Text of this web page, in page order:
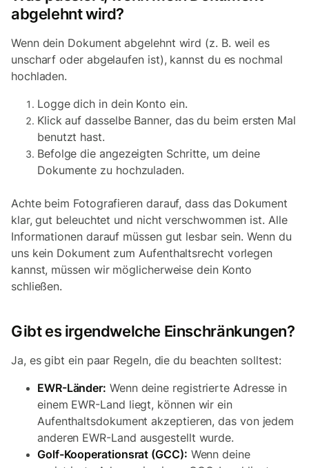
abgelehnt wird?
Wenn dein Dokument abgelehnt wird (z. B. weil es
unscharf oder abgelaufen ist), kannst du es nochmal
hochladen.
Logge dich in dein Konto ein.
Klick auf dasselbe Banner, das du beim ersten Mal
benutzt hast.
Befolge die angezeigten Schritte, um deine
Dokumente zu hochzuladen.
Achte beim Fotografieren darauf, dass das Dokument
klar, gut beleuchtet und nicht verschwommen ist. Alle
Informationen darauf müssen gut lesbar sein. Wenn du
uns kein Dokument zum Aufenthaltsrecht vorlegen
kannst, müssen wir möglicherweise dein Konto
schließen.
Gibt es irgendwelche Einschränkungen?
Ja, es gibt ein paar Regeln, die du beachten solltest:
EWR-Länder: Wenn deine registrierte Adresse in
einem EWR-Land liegt, können wir ein
Aufenthaltsdokument akzeptieren, das von jedem
anderen EWR-Land ausgestellt wurde.
Golf-Kooperationsrat (GCC): Wenn deine